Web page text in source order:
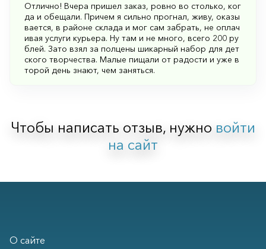
Отлично! Вчера пришел заказ, ровно во столько, ког
да и обещали. Причем я сильно прогнал, живу, оказы
вается, в районе склада и мог сам забрать, не оплач
ивая услуги курьера. Ну там и не много, всего 200 ру
блей. Зато взял за полцены шикарный набор для дет
ского творчества. Малые пищали от радости и уже в
торой день знают, чем заняться.
Чтобы написать отзыв, нужно войти
на сайт
О сайте